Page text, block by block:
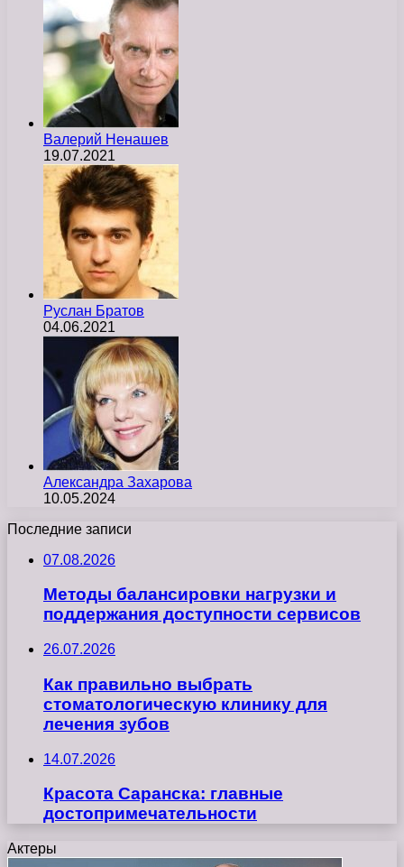
Валерий Ненашев
19.07.2021
Руслан Братов
04.06.2021
Александра Захарова
10.05.2024
Последние записи
07.08.2026
Методы балансировки нагрузки и
поддержания доступности сервисов
26.07.2026
Как правильно выбрать
стоматологическую клинику для
лечения зубов
14.07.2026
Красота Саранска: главные
достопримечательности
Актеры